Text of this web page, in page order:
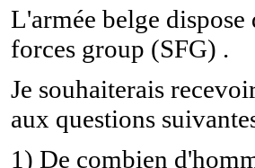
L'armée belge dispose
forces group (SFG) .
Je souhaiterais
aux questions
1) De combien